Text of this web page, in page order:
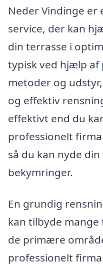
Neder Vindinge er
service, der kan
din terrasse i
typisk ved hjælp af
metoder og
og effektiv
effektivt end du
professionelt
så du kan nyde
bekymringer.
En grundig
kan tilbyde
de primære
professionelt